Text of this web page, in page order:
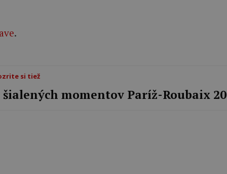
.
si tiež
šialených momentov Paríž-Roubaix